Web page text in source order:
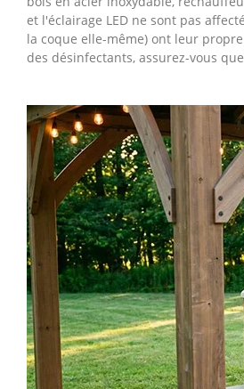
et l'éclairage LED ne sont pas
la coque elle-même) ont leur
des désinfectants, assurez-vous